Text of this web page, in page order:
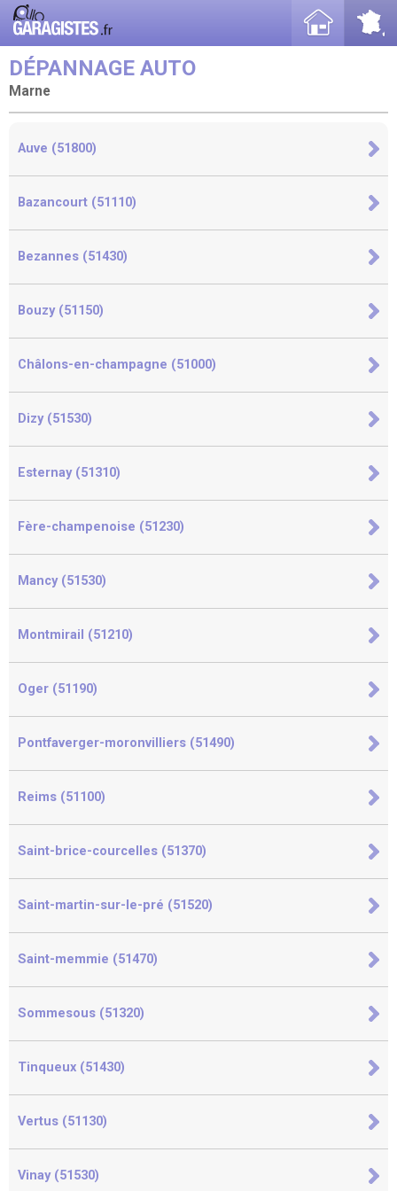
DÉPANNAGE AUTO
Marne
Auve (51800)
Bazancourt (51110)
Bezannes (51430)
Bouzy (51150)
Châlons-en-champagne (51000)
Dizy (51530)
Esternay (51310)
Fère-champenoise (51230)
Mancy (51530)
Montmirail (51210)
Oger (51190)
Pontfaverger-moronvilliers (51490)
Reims (51100)
Saint-brice-courcelles (51370)
Saint-martin-sur-le-pré (51520)
Saint-memmie (51470)
Sommesous (51320)
Tinqueux (51430)
Vertus (51130)
Vinay (51530)